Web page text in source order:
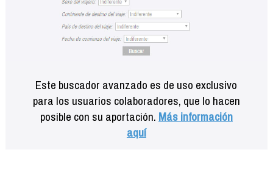
Este buscador avanzado es de uso exclusivo
para los usuarios colaboradores, que lo hacen
posible con su aportación. Más información
aquí